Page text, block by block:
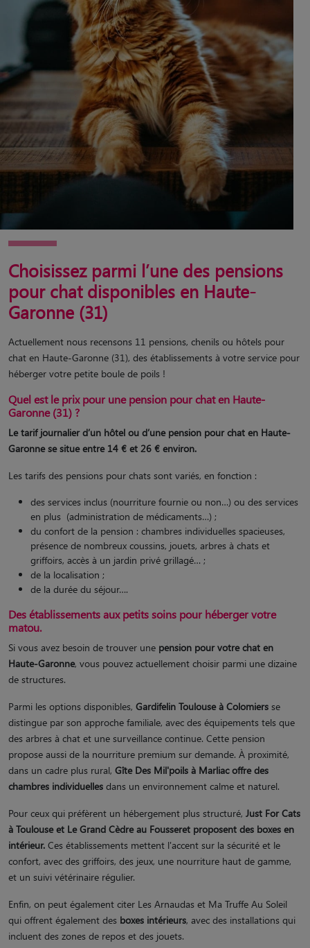
Choisissez parmi l’une des pensions
pour chat disponibles en Haute-
Garonne (31)
Actuellement nous recensons 11 pensions, chenils ou hôtels pour
chat en Haute-Garonne (31), des établissements à votre service pour
héberger votre petite boule de poils !
Quel est le prix pour une pension pour chat en Haute-
Garonne (31) ?
Le tarif journalier d’un hôtel ou d’une pension pour chat en Haute-
Garonne se situe entre 14 € et 26 € environ.
Les tarifs des pensions pour chats sont variés, en fonction :
des services inclus (nourriture fournie ou non…) ou des services
en plus (administration de médicaments…) ;
du confort de la pension : chambres individuelles spacieuses,
présence de nombreux coussins, jouets, arbres à chats et
griffoirs, accès à un jardin privé grillagé… ;
de la localisation ;
de la durée du séjour….
Des établissements aux petits soins pour héberger votre
matou.
Si vous avez besoin de trouver une pension pour votre chat en
Haute-Garonne, vous pouvez actuellement choisir parmi une dizaine
de structures.
Parmi les options disponibles, Gardifelin Toulouse à Colomiers se
distingue par son approche familiale, avec des équipements tels que
des arbres à chat et une surveillance continue. Cette pension
propose aussi de la nourriture premium sur demande. À proximité,
dans un cadre plus rural, Gîte Des Mil'poils à Marliac offre des
chambres individuelles dans un environnement calme et naturel.
Pour ceux qui préfèrent un hébergement plus structuré, Just For Cats
à Toulouse et Le Grand Cèdre au Fousseret proposent des boxes en
intérieur. Ces établissements mettent l'accent sur la sécurité et le
confort, avec des griffoirs, des jeux, une nourriture haut de gamme,
et un suivi vétérinaire régulier.
Enfin, on peut également citer Les Arnaudas et Ma Truffe Au Soleil
qui offrent également des boxes intérieurs, avec des installations qui
incluent des zones de repos et des jouets.